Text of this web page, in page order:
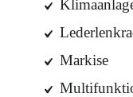
Markise